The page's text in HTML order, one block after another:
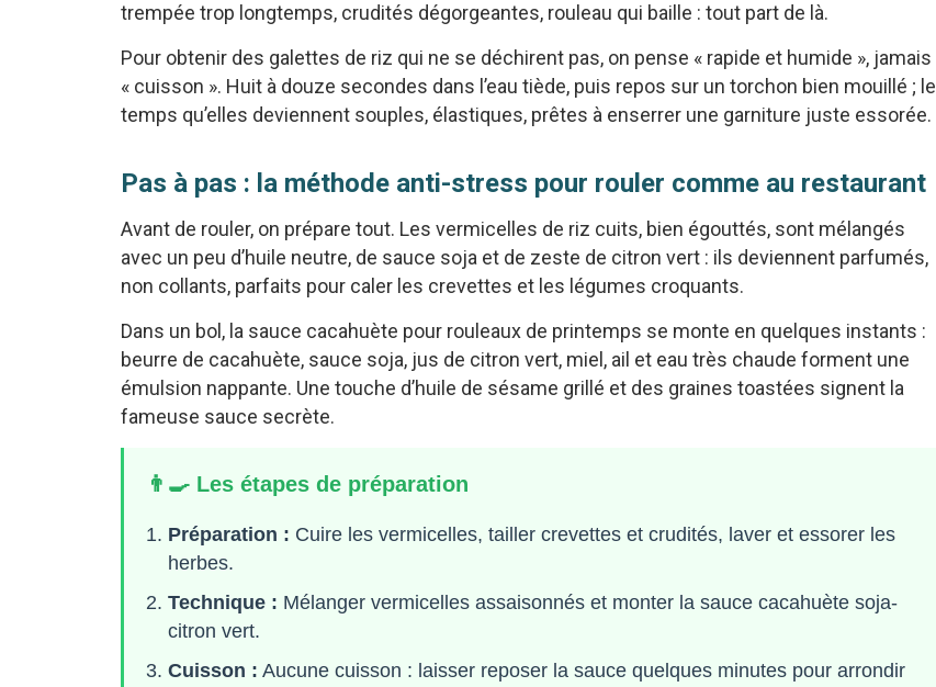
trempée trop longtemps, crudités dégorgeantes, rouleau qui baille : tout part de là.
Pour obtenir des galettes de riz qui ne se déchirent pas, on pense « rapide et humide », jamais
« cuisson ». Huit à douze secondes dans l’eau tiède, puis repos sur un torchon bien mouillé ; le
temps qu’elles deviennent souples, élastiques, prêtes à enserrer une garniture juste essorée.
Pas à pas : la méthode anti-stress pour rouler comme au restaurant
Avant de rouler, on prépare tout. Les vermicelles de riz cuits, bien égouttés, sont mélangés
avec un peu d’huile neutre, de sauce soja et de zeste de citron vert : ils deviennent parfumés,
non collants, parfaits pour caler les crevettes et les légumes croquants.
Dans un bol, la sauce cacahuète pour rouleaux de printemps se monte en quelques instants :
beurre de cacahuète, sauce soja, jus de citron vert, miel, ail et eau très chaude forment une
émulsion nappante. Une touche d’huile de sésame grillé et des graines toastées signent la
fameuse sauce secrète.
👨‍🍳 Les étapes de préparation
Préparation : Cuire les vermicelles, tailler crevettes et crudités, laver et essorer les
herbes.
Technique : Mélanger vermicelles assaisonnés et monter la sauce cacahuète soja-
citron vert.
Cuisson : Aucune cuisson : laisser reposer la sauce quelques minutes pour arrondir